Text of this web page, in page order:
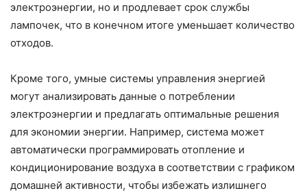
электроэнергии, но и продлевает срок службы
лампочек, что в конечном итоге уменьшает количество
отходов.
Кроме того, умные системы управления энергией
могут анализировать данные о потреблении
электроэнергии и предлагать оптимальные решения
для экономии энергии. Например, система может
автоматически программировать отопление и
кондиционирование воздуха в соответствии с графиком
домашней активности, чтобы избежать излишнего